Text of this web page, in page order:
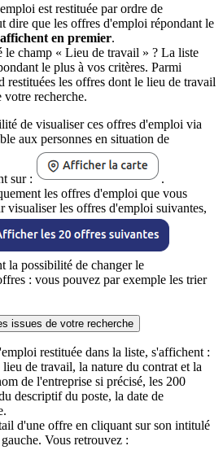
est restituée par ordre de
dire que les offres d'emploi répondant le
en premier.
le champ « Lieu de travail » ? La liste
le plus à vos critères. Parmi
restituées les offres dont le lieu de travail
votre recherche.
de visualiser ces offres d'emploi via
aux personnes en situation de
sur :
.
les offres d'emploi que vous
visualiser les offres d'emploi suivantes,
la possibilité de changer le
: vous pouvez par exemple les trier
issues de votre recherche
restituée dans la liste, s'affichent :
de travail, la nature du contrat et la
de l'entreprise si précisé, les 200
descriptif du poste, la date de
d'une offre en cliquant sur son intitulé
Vous retrouvez :